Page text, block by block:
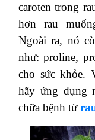
caroten trong
hơn rau
Ngoài ra, nó
như: proline,
cho sức khỏe.
hãy ứng dụng
chữa bệnh từ